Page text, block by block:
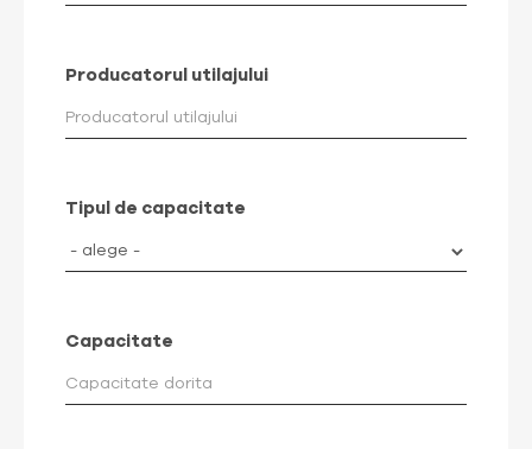
Producatorul utilajului
Tipul de capacitate
Capacitate